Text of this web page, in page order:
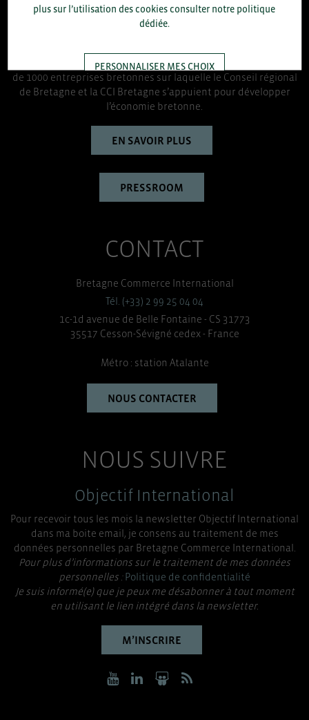
QUI-SOMMES NOUS ?
Bretagne Commerce International est une association de plus
de 1000 entreprises bretonnes sur laquelle le Conseil régional
de Bretagne et la CCI Bretagne s’appuient pour développer
l’économie bretonne.
EN SAVOIR PLUS
PRESSROOM
CONTACT
Bretagne Commerce International
Tél. (+33) 2 99 25 04 04
1c-1d avenue de Belle Fontaine - CS 31773
35517 Cesson-Sévigné cedex - France
Métro : station Atalante
NOUS CONTACTER
NOUS SUIVRE
Objectif International
Pour recevoir tous les mois la newsletter Objectif International
dans ma boite email, je consens au traitement de mes
données personnelles par Bretagne Commerce International.
Pour plus d’informations sur le traitement de mes données
personnelles :Politique de confidentialité
Je suis informé(e) que je peux me désabonner à tout moment
en utilisant le lien intégré dans la newsletter.
M’INSCRIRE
plus sur l’utilisation des cookies consulter notre politique
dédiée.
PERSONNALISER MES CHOIX
TOUT ACCEPTER